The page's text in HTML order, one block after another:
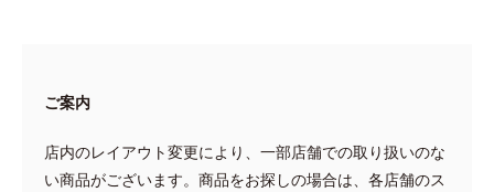
ご案内
店内のレイアウト変更により、一部店舗での取り扱いのな
い商品がございます。商品をお探しの場合は、各店舗のス